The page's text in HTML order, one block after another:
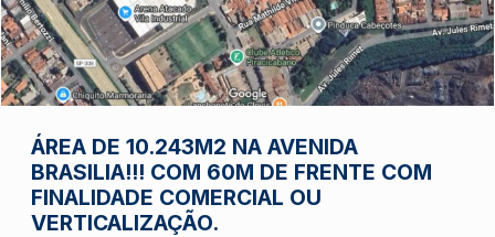
ÁREA DE 10.243M2 NA AVENIDA
BRASILIA!!! COM 60M DE FRENTE COM
FINALIDADE COMERCIAL OU
VERTICALIZAÇÃO.